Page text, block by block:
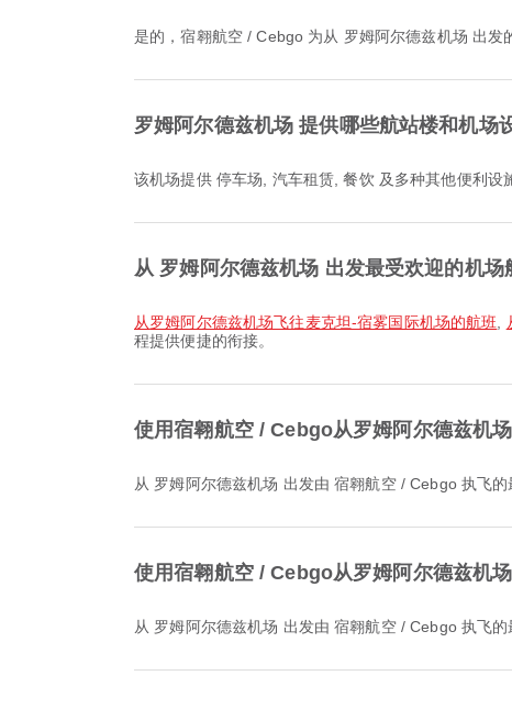
是的，宿翱航空 / Cebgo 为从 罗姆阿尔德兹机场 出
罗姆阿尔德兹机场 提供哪些航站楼和机场
该机场提供 停车场, 汽车租赁, 餐饮 及多种其他便利
从 罗姆阿尔德兹机场 出发最受欢迎的机场
从罗姆阿尔德兹机场飞往麦克坦-宿雾国际机场的航班
程提供便捷的衔接。
使用宿翱航空 / Cebgo从罗姆阿尔德兹机
从 罗姆阿尔德兹机场 出发由 宿翱航空 / Cebgo 执
使用宿翱航空 / Cebgo从罗姆阿尔德兹机
从 罗姆阿尔德兹机场 出发由 宿翱航空 / Cebgo 执